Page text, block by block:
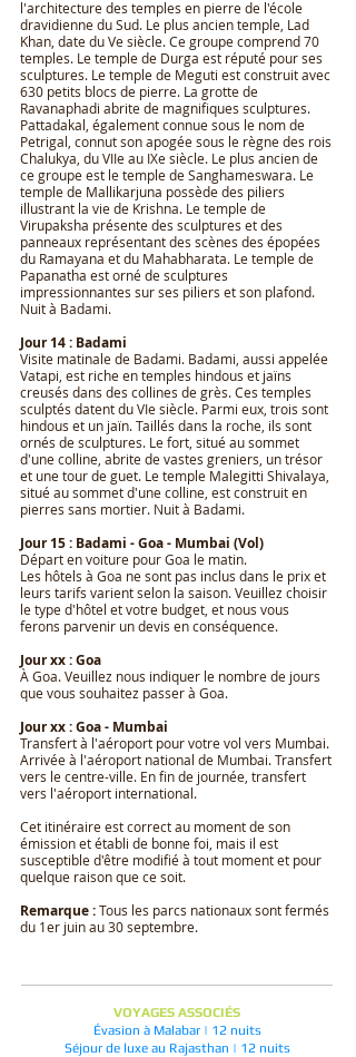
l'architecture des temples en pierre de l'école
dravidienne du Sud. Le plus ancien temple, Lad
Khan, date du Ve siècle. Ce groupe comprend 70
temples. Le temple de Durga est réputé pour ses
sculptures. Le temple de Meguti est construit avec
630 petits blocs de pierre. La grotte de
Ravanaphadi abrite de magnifiques sculptures.
Pattadakal, également connue sous le nom de
Petrigal, connut son apogée sous le règne des rois
Chalukya, du VIIe au IXe siècle. Le plus ancien de
ce groupe est le temple de Sanghameswara. Le
temple de Mallikarjuna possède des piliers
illustrant la vie de Krishna. Le temple de
Virupaksha présente des sculptures et des
panneaux représentant des scènes des épopées
du Ramayana et du Mahabharata. Le temple de
Papanatha est orné de sculptures
impressionnantes sur ses piliers et son plafond.
Nuit à Badami.
Jour 14 : Badami
Visite matinale de Badami. Badami, aussi appelée
Vatapi, est riche en temples hindous et jaïns
creusés dans des collines de grès. Ces temples
sculptés datent du VIe siècle. Parmi eux, trois sont
hindous et un jaïn. Taillés dans la roche, ils sont
ornés de sculptures. Le fort, situé au sommet
d'une colline, abrite de vastes greniers, un trésor
et une tour de guet. Le temple Malegitti Shivalaya,
situé au sommet d'une colline, est construit en
pierres sans mortier. Nuit à Badami.
Jour 15 : Badami - Goa - Mumbai (Vol)
Départ en voiture pour Goa le matin.
Les hôtels à Goa ne sont pas inclus dans le prix et
leurs tarifs varient selon la saison. Veuillez choisir
le type d'hôtel et votre budget, et nous vous
ferons parvenir un devis en conséquence.
Jour xx : Goa
À Goa. Veuillez nous indiquer le nombre de jours
que vous souhaitez passer à Goa.
Jour xx : Goa - Mumbai
Transfert à l'aéroport pour votre vol vers Mumbai.
Arrivée à l'aéroport national de Mumbai. Transfert
vers le centre-ville. En fin de journée, transfert
vers l'aéroport international.
Cet itinéraire est correct au moment de son
émission et établi de bonne foi, mais il est
susceptible d'être modifié à tout moment et pour
quelque raison que ce soit.
Remarque :Tous les parcs nationaux sont fermés
du 1er juin au 30 septembre.
VOYAGES ASSOCIÉS
Évasion à Malabar | 12 nuits
Séjour de luxe au Rajasthan | 12 nuits